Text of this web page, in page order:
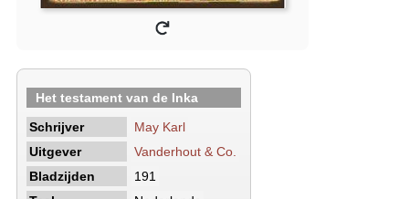
Het testament van de Inka
Schrijver
May Karl
Uitgever
Vanderhout & Co.
Bladzijden
191